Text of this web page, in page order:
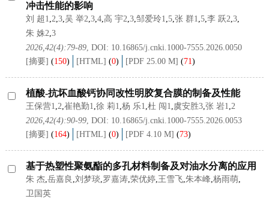
冲击性能的影响
刘 超1,2,3,吴 举2,3,4,高 宇2,3,邹爱玲1,5,张 群1,5,李 跃2,3,
朱 姝2,3
2026,42(4):79-89, DOI: 10.16865/j.cnki.1000-7555.2026.0050
[摘要] (150) [HTML] (0) [PDF 25.00 M] (71)
植酸-抗坏血酸钙协同改性明胶复合膜的制备及性能
王保营1,2,崔艳勤1,徐 莉1,杨 乐1,杜 闯1,虞安胜3,张 岩1,2
2026,42(4):90-99, DOI: 10.16865/j.cnki.1000-7555.2026.0053
[摘要] (164) [HTML] (0) [PDF 4.10 M] (73)
基于热塑性聚氨酯的多孔材料制备及对油水分离的应用
朱 杰,岳嘉良 ,刘梦琰,罗嘉涛,荣优婷,王雪飞,朱本峰,杨雨萌,
卫国英